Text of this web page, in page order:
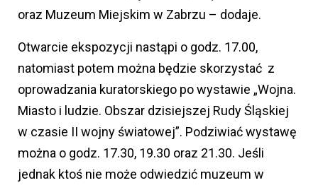
oraz Muzeum Miejskim w Zabrzu – dodaje.
Otwarcie ekspozycji nastąpi o godz. 17.00,
natomiast potem można będzie skorzystać z
oprowadzania kuratorskiego po wystawie „Wojna.
Miasto i ludzie. Obszar dzisiejszej Rudy Śląskiej
w czasie II wojny światowej”. Podziwiać wystawę
można o godz. 17.30, 19.30 oraz 21.30. Jeśli
jednak ktoś nie może odwiedzić muzeum w